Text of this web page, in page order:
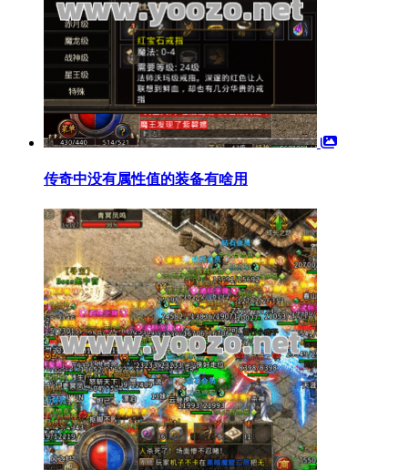
传奇中没有属性值的装备有啥用